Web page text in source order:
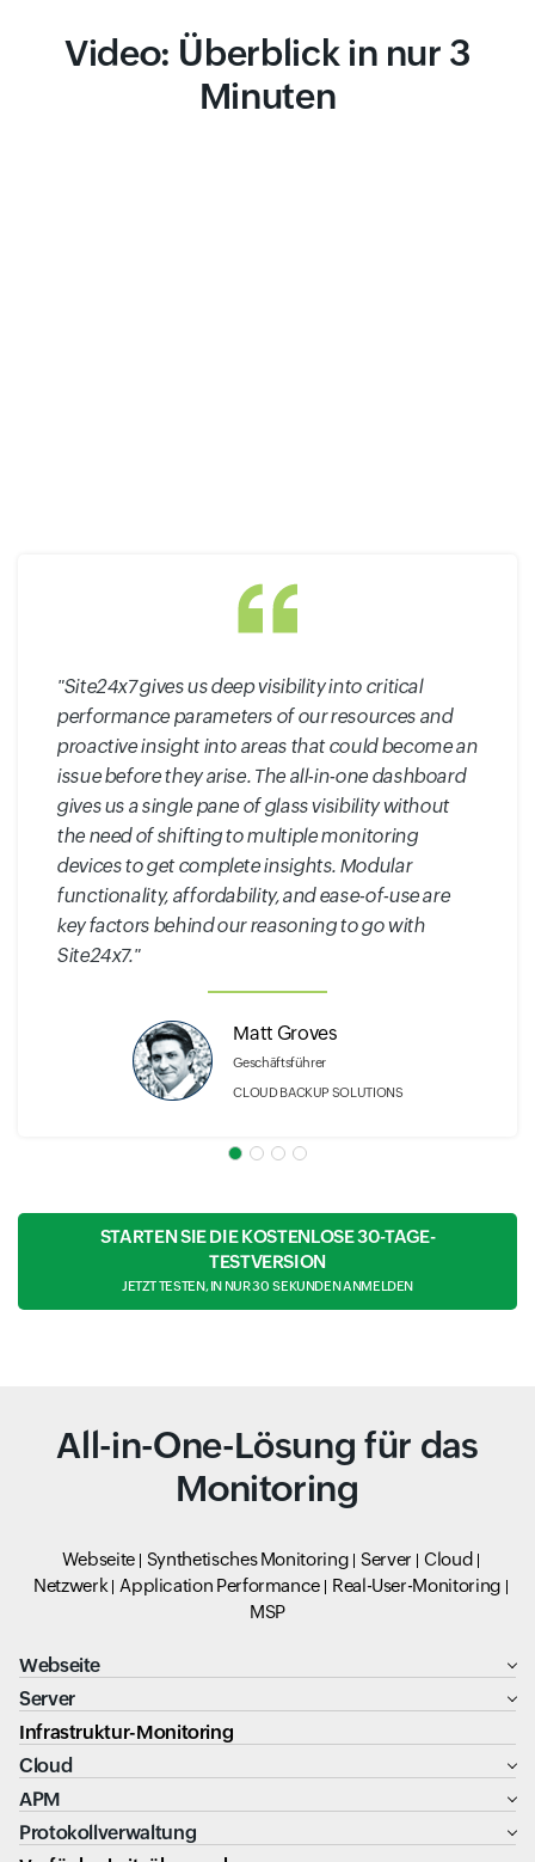
Video: Überblick in nur 3
Minuten
"Site24x7 gives us deep visibility into critical
performance parameters of our resources and
proactive insight into areas that could become an
issue before they arise. The all-in-one dashboard
gives us a single pane of glass visibility without
the need of shifting to multiple monitoring
devices to get complete insights. Modular
functionality, affordability, and ease-of-use are
key factors behind our reasoning to go with
Site24x7."
Matt Groves
Geschäftsführer
CLOUD BACKUP SOLUTIONS
STARTEN SIE DIE KOSTENLOSE 30-TAGE-
TESTVERSION
JETZT TESTEN, IN NUR 30 SEKUNDEN ANMELDEN
All-in-One-Lösung für das
Monitoring
Webseite Synthetisches Monitoring Server
Cloud
Netzwerk
Application Performance
Real-User-Monitoring
MSP
Webseite
Server
Infrastruktur-Monitoring
Cloud
APM
Protokollverwaltung